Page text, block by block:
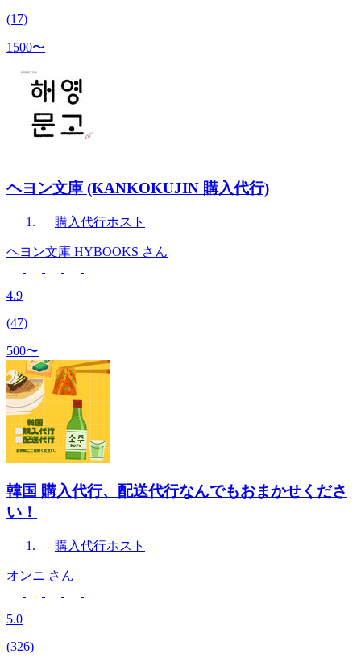
(17)
1500〜
ヘヨン文庫 (KANKOKUJIN 購入代行)
購入代行ホスト
ヘヨン文庫 HYBOOKS さん
4.9
(47)
500〜
韓国 購入代行、配送代行なんでもおまかせくださ
い！
購入代行ホスト
オンニ さん
5.0
(326)